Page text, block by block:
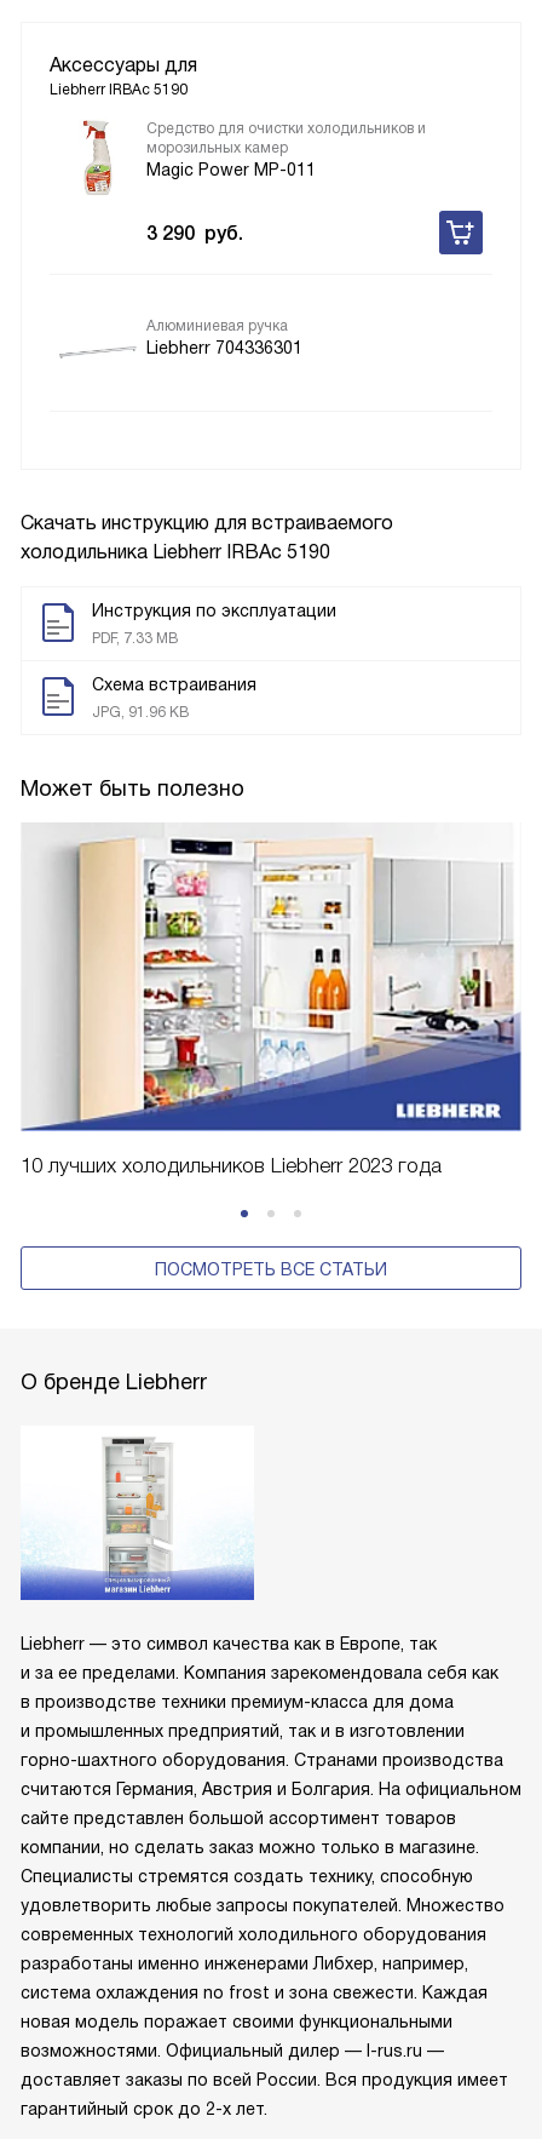
Скачать инструкцию для встраиваемого
холодильника Liebherr IRBAc 5190
Инструкция по эксплуатации
PDF, 7.33 MB
Схема встраивания
JPG, 91.96 KB
Может быть полезно
10 лучших холодильников Liebherr 2023 года
ПОСМОТРЕТЬ ВСЕ СТАТЬИ
Аксессуары для
Liebherr IRBAc 5190
Средство для очистки холодильников и
морозильных камер
Magic Power MP-011
3 290 руб.
Алюминиевая ручка
Liebherr 704336301
О бренде Liebherr
Liebherr — это символ качества как в Европе, так
и за ее пределами. Компания зарекомендовала себя как
в производстве техники премиум-класса для дома
и промышленных предприятий, так и в изготовлении
горно-шахтного оборудования. Странами производства
считаются Германия, Австрия и Болгария. На официальном
сайте представлен большой ассортимент товаров
компании, но сделать заказ можно только в магазине.
Специалисты стремятся создать технику, способную
удовлетворить любые запросы покупателей. Множество
современных технологий холодильного оборудования
разработаны именно инженерами Либхер, например,
система охлаждения no frost и зона свежести. Каждая
новая модель поражает своими функциональными
возможностями. Официальный дилер — l-rus.ru —
доставляет заказы по всей России. Вся продукция имеет
гарантийный срок до 2-х лет.